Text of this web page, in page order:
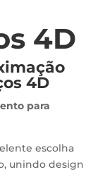
4D
4D
para
escolha
unindo design